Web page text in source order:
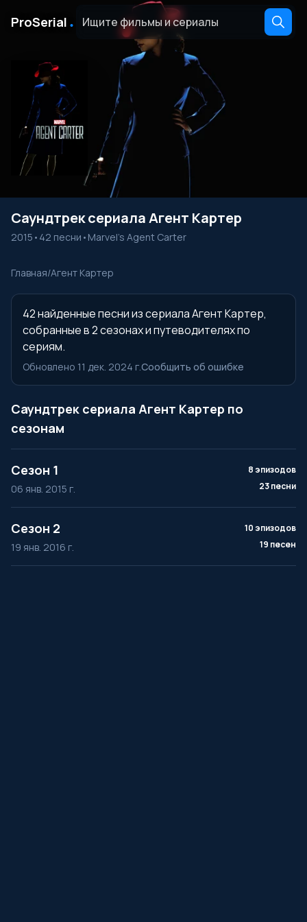
ProSerial ․
Саундтрек сериала Агент Картер
2015 • 42 песни • Marvel's Agent Carter
Главная/Агент Картер
42 найденные песни из сериала Агент Картер,
собранные в 2 сезонах и путеводителях по
сериям.
Обновлено 11 дек. 2024 г.Сообщить об ошибке
Саундтрек сериала Агент Картер по
сезонам
Сезон 1
06 янв. 2015 г.
8 эпизодов
23 песни
Сезон 2
19 янв. 2016 г.
10 эпизодов
19 песен